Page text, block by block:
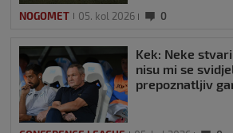
NOGOMET 05. kol 2026 0
Kek: Neke
nisu mi se
prepoznatljiv